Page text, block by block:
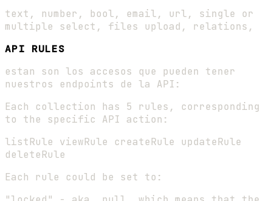
text, number, bool, email, url, single or
multiple select, files upload, relations,
API RULES
estan son los accesos que pueden tener
nuestros endpoints de la API:
Each collection has 5 rules, corresponding
to the specific API action:
listRule viewRule createRule updateRule
deleteRule
Each rule could be set to: